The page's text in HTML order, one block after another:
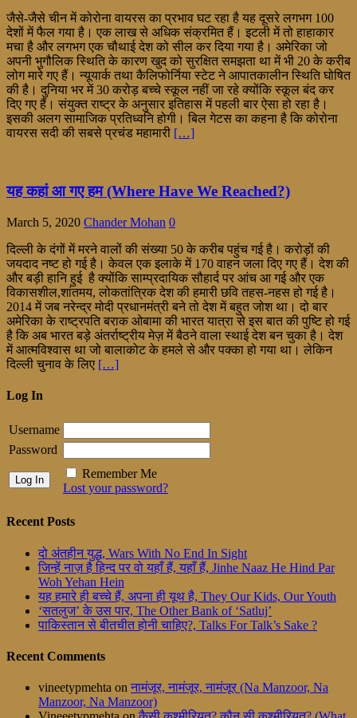
जैसे-जैसे चीन में कोरोना वायरस का प्रभाव घट रहा है यह दूसरे लगभग 100
देशों में फैल गया है। एक लाख से अधिक संक्रमित हैं। इटली में तो हाहाकार
मचा है और लगभग एक चौथाई देश को सील कर दिया गया है। अमेरिका जो
अपनी भुगौलिक स्थिति के कारण खुद को सुरक्षित समझता था में भी 20 के करीब
लोग मारे गए हैं। न्यूयार्क तथा कैलिफोर्निया स्टेट ने आपातकालीन स्थिति घोषित
की है। दुनिया भर में 30 करोड़ बच्चे स्कूल नहीं जा रहे क्योंकि स्कूल बंद कर
दिए गए हैं। संयुक्त राष्ट्र के अनुसार इतिहास में पहली बार ऐसा हो रहा है।
इसकी अलग सामाजिक प्रतिध्वनि होगी। बिल गेटस का कहना है कि कोरोना
वायरस सदी की सबसे प्रचंड महामारी […]
यह कहां आ गए हम (Where Have We Reached?)
March 5, 2020 Chander Mohan 0
दिल्ली के दंगों में मरने वालों की संख्या 50 के करीब पहुंच गई है। करोड़ों की
जयदाद नष्ट हो गई है। केवल एक इलाके में 170 वाहन जला दिए गए हैं। देश की
और बड़ी हानि हुई है क्योंकि साम्प्रदायिक सौहार्द पर आंच आ गई और एक
विकासशील,शांतमय, लोकतांत्रिक देश की हमारी छवि तहस-नहस हो गई है।
2014 में जब नरेन्द्र मोदी प्रधानमंत्री बने तो देश में बहुत जोश था। दो बार
अमेरिका के राष्ट्रपति बराक ओबामा की भारत यात्रा से इस बात की पुष्टि हो गई
है कि अब भारत बड़े अंतर्राष्ट्रीय मेज़ में बैठने वाला स्थाई देश बन चुका है। देश
में आत्मविश्वास था जो बालाकोट के हमले से और पक्का हो गया था। लेकिन
दिल्ली चुनाव के लिए […]
Log In
Username
Password
Remember Me
Lost your password?
Recent Posts
दो अंतहीन युद्ध, Wars With No End In Sight
जिन्हें नाज़ है हिन्द पर वो यहाँ हैं, यहाँ हैं, Jinhe Naaz He Hind Par
Woh Yehan Hein
यह हमारे ही बच्चे हैं, अपना ही यूथ है, They Our Kids, Our Youth
‘सतलुज’ के उस पार, The Other Bank of ‘Satluj’
पाकिस्तान से बीतचीत होनी चाहिए?, Talks For Talk’s Sake ?
Recent Comments
vineetypmehta on नामंजूर, नामंजूर, नामंजूर (Na Manzoor, Na
Manzoor, Na Manzoor)